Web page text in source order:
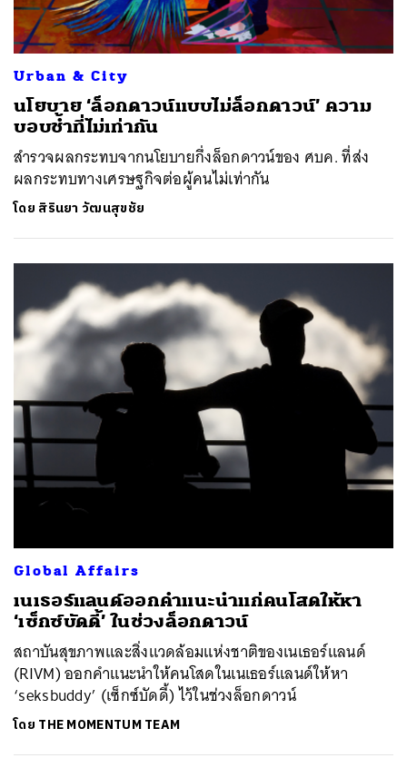
Urban & City
นโยบาย ‘ล็อกดาวน์แบบไม่ล็อกดาวน์’ ความ
บอบช้ำที่ไม่เท่ากัน
สำรวจผลกระทบจากนโยบายกึ่งล็อกดาวน์ของ ศบค. ที่ส่ง
ผลกระทบทางเศรษฐกิจต่อผู้คนไม่เท่ากัน
โดย สิรินยา วัฒนสุขชัย
Global Affairs
เนเธอร์แลนด์ออกคำแนะนำแก่คนโสดให้หา
‘เซ็กซ์บัดดี้’ ในช่วงล็อกดาวน์
สถาบันสุขภาพและสิ่งแวดล้อมแห่งชาติของเนเธอร์แลนด์
(RIVM) ออกคำแนะนำให้คนโสดในเนเธอร์แลนด์ให้หา
‘seksbuddy’ (เซ็กซ์บัดดี้) ไว้ในช่วงล็อกดาวน์
โดย THE MOMENTUM TEAM